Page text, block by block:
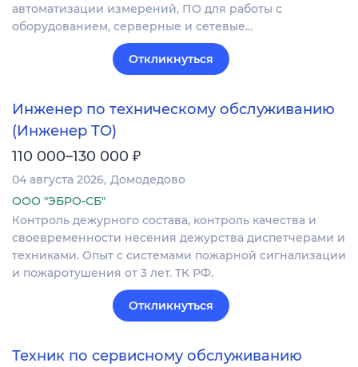
автоматизации измерений, ПО для работы с
оборудованием, серверные и сетевые…
Откликнуться
Инженер по техническому обслуживанию
(Инженер ТО)
110 000–130 000 ₽
04 августа 2026 Домодедово
ООО "ЭБРО-СБ"
Контроль дежурного состава, контроль качества и
своевременности несения дежурства диспетчерами и
техниками. Опыт с системами пожарной сигнализации
и пожаротушения от 3 лет. ТК РФ.
Откликнуться
Техник по сервисному обслуживанию